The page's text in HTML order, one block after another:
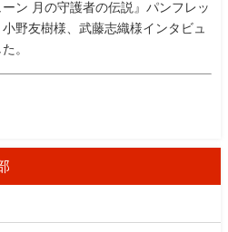
ン 月の守護者の伝説』パンフレッ
野友樹様、武藤志織様インタビュ
。